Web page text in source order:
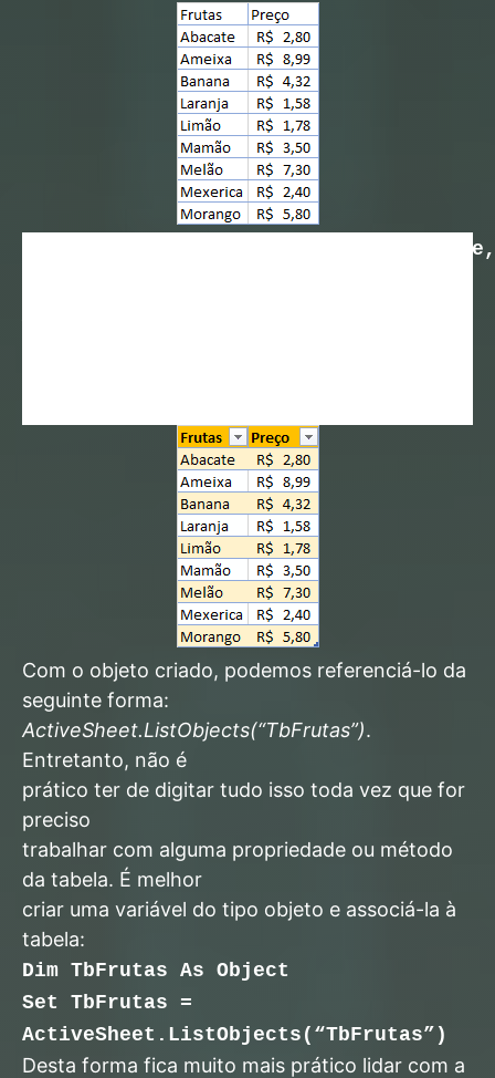
ActiveSheet.ListObjects.Add(xlSrcRange,
Com o objeto criado, podemos referenciá-lo da
seguinte forma:
ActiveSheet.ListObjects(“TbFrutas”).
Entretanto, não é
prático ter de digitar tudo isso toda vez que for
preciso
trabalhar com alguma propriedade ou método
da tabela. É melhor
criar uma variável do tipo objeto e associá-la à
tabela:
Dim TbFrutas As Object
Set TbFrutas =
ActiveSheet.ListObjects(“TbFrutas”)
Desta forma fica muito mais prático lidar com a